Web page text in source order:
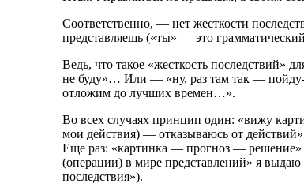
Соответственно, — нет жесткости
представляешь («ты» — это
Ведь, что такое «жесткость последствий»
не буду»… Или — «ну, раз там так —
отложим до лучших времен…».
Во всех случаях принцип один: «вижу
мои действия) — отказываюсь от
Еще раз: «картинка — прогноз — решение»
(операции) в мире представлений» я выдаю
последствия»).